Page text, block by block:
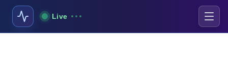
Live